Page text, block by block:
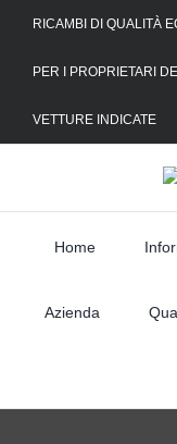
RICAMBI DI QUALITÀ
PER I PROPRIETARI
VETTURE INDICATE
Home
Azienda